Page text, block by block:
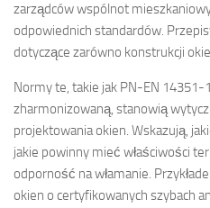
zarządców wspólnot
odpowiednich standardów.
dotyczące zarówno konstrukcji
Normy te, takie jak PN-EN
zharmonizowaną, stanowią
projektowania okien. Wskazują,
jakie powinny mieć właściwości
odporność na włamanie.
okien o certyfikowanych szybach